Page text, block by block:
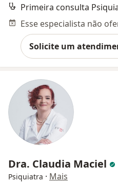
Primeira consulta
Solicite um
Dra. Claudia Maciel
Psiquiatra · Mais